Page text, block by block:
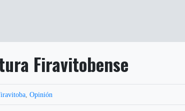
Firavitobense
,Opinión